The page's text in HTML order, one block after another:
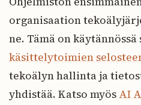
organisaation
ne. Tämä on käytännössä
käsittelytoimien
tekoälyn hallinta ja
yhdistää. Katso myös AI